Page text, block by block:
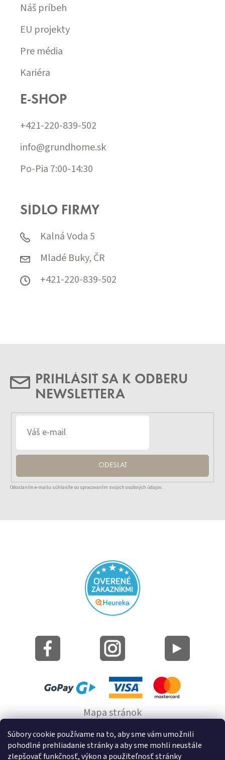
Súbory cookie používame na to, aby sme vám umožnili
pohodlné prehliadanie stránky a aby sme mohli neustále
zlepšovať funkčnosť, výkon a použiteľnosť stránky
Náš príbeh
EU projekty
Pre média
Kariéra
E-SHOP
+421-220-839-502
info@grundhome.sk
Po-Pia 7:00-14:30
SÍDLO FIRMY
Kalná Voda 5
Mladé Buky, ČR
+421-220-839-502
PRIHLÁSIŤ SA K ODBERU
NEWSLETTERA
ODESLAT
Odoslaním e-mailu súhlasíte so spracovaním svojich osobných údajov.
Mapa stránok
Informácie o cookie
© 2022 GRUND a.s.